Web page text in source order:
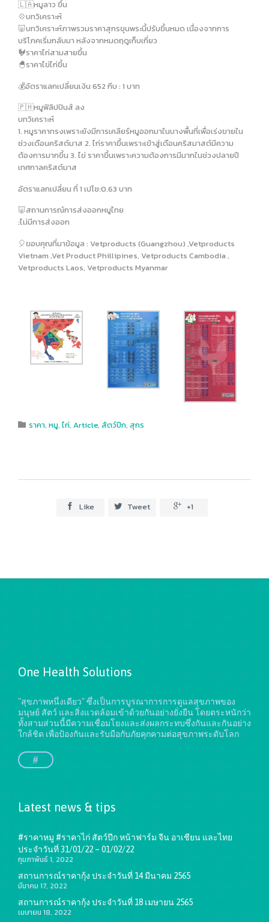
🇱🇦หมูลาว ขึ้น
💠บทวิเคราะห์
🐷บทวิเคราะห์ภาพรวมราคาสุกรขุนพระนี้ปรับขึ้นหมด เนื่องจากการ
บริโภคเริ่มกลับมา หลังจากหมดฤดูเก็บเกี่ยว
🐓ราคาไก่สามสายขึ้น
🐣ราคาไข่ไก่ขึ้น
💰อัตราแลกเปลี่ยนเงิน 652 กีบ : 1 บาท
🇵🇭หมูฟิลิปปินส์ ลง
บทวิเคราะห์
1. หมูราคาทรงเพราะยังมีการเคลียร์หมูออกมาในบางพื้นที่เพื่อเร่งขายใน
ช่วงเดือนคริสต์มาส 2. ไก่ราคาขึ้นเพราะเข้าสู่เดือนคริสมาสต์มีความ
ต้องการมากขึ้น 3. ไข่ ราคาขึ้นเพราะความต้องการมีมากในช่วงปลายปี
เทศกาลคริสต์มาส
อัตราแลกเปลี่ยน ที่ 1 เปโซ:0.63 บาท
🐷สถานการณ์การส่งออกหมูไทย
:ไม่มีการส่งออก
🎈ขอบคุณที่มาข้อมูล : Vetproducts (Guangzhou) ,Vetproducts
Vietnam ,Vet Product Phillipines, Vetproducts Cambodia ,
Vetproducts Laos, Vetproducts Myanmar
 Category
ราคา, หมู, ไก่, Article, สัตว์ปีก, สุกร
 Like  Tweet  +1
One Health Solutions
"สุขภาพหนึ่งเดียว" ซึ่งเป็นการบูรณาการการดูแลสุขภาพของ
มนุษย์ สัตว์ และสิ่งแวดล้อมเข้าด้วยกันอย่างยั่งยืนโดยตระหนักว่า
ทั้งสามส่วนนี้มีความเชื่อมโยงและส่งผลกระทบซึ่งกันและกันอย่าง
ใกล้ชิด เพื่อป้องกันและรับมือกับภัยคุกคามต่อสุขภาพระดับโลก
#
Latest news & tips
#ราคาหมู #ราคาไก่ สัตว์ปีก หน้าฟาร์ม จีน อาเชียน และไทย
ประจำวันที่ 31/01/22 – 01/02/22
กุมภาพันธ์ 1, 2022
สถานการณ์ราคากุ้ง ประจำวันที่ 14 มีนาคม 2565
มีนาคม 17, 2022
สถานการณ์ราคากุ้ง ประจำวันที่ 18 เมษายน 2565
เมษายน 18, 2022